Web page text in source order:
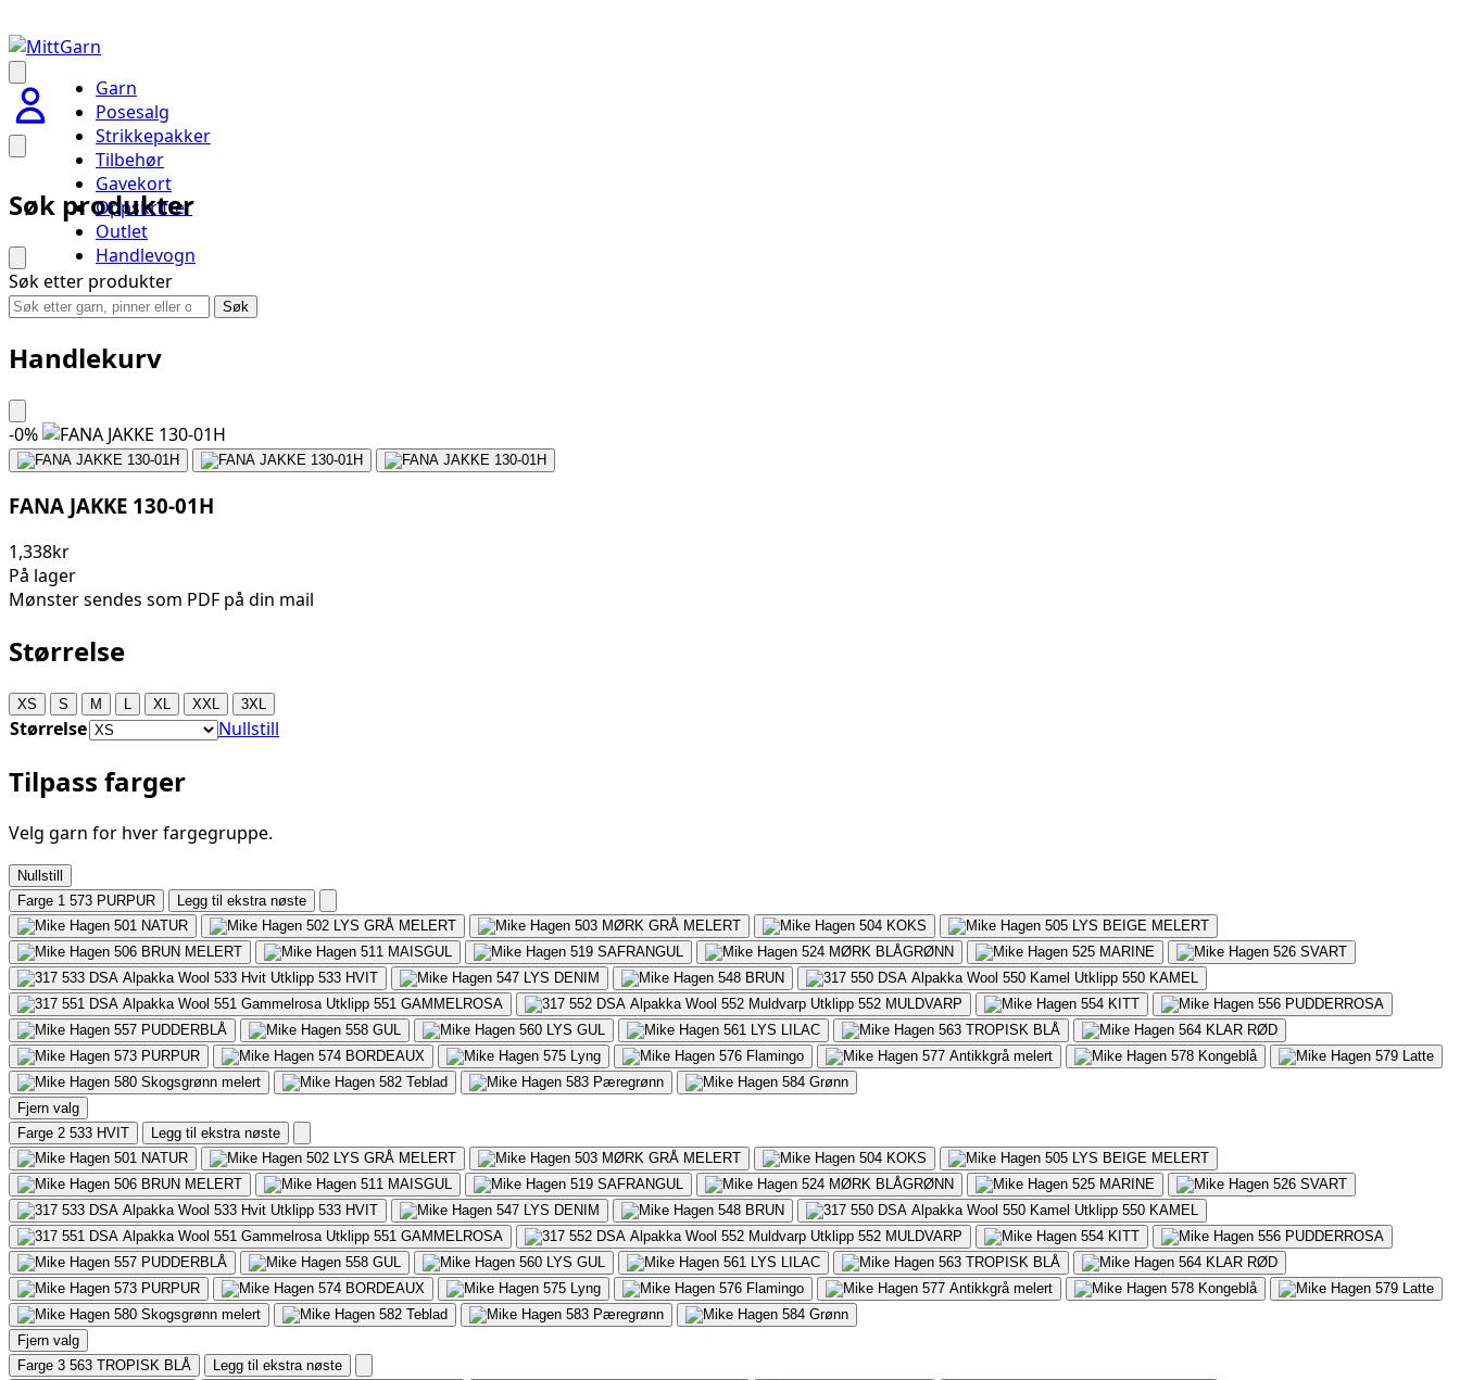
Garn
Posesalg
Strikkepakker
Tilbehør
Gavekort
Oppskrifter
Outlet
Handlevogn
Søk produkter
Søk etter produkter
Søk
Handlekurv
-0%
FANA JAKKE 130-01H
1,338kr
På lager
Mønster sendes som PDF på din mail
Størrelse
XS S M XL XXL 3XL
Størrelse Nullstill
Tilpass farger
Velg garn for hver fargegruppe.
Nullstill
Farge 1 573 PURPUR
Legg til ekstra nøste
501 NATUR 502 LYS GRÅ MELERT 503 MØRK GRÅ MELERT 504 KOKS 505 LYS BEIGE MELERT
506 BRUN MELERT 511 MAISGUL 519 SAFRANGUL 524 MØRK BLÅGRØNN 525 MARINE 526 SVART
533 HVIT 547 LYS DENIM 548 BRUN 550 KAMEL
551 GAMMELROSA 552 MULDVARP 554 KITT 556 PUDDERROSA
557 PUDDERBLÅ 558 GUL 560 LYS GUL 561 LYS LILAC 563 TROPISK BLÅ 564 KLAR RØD
573 PURPUR 574 BORDEAUX 575 Lyng 576 Flamingo 577 Antikkgrå melert 578 Kongeblå 579 Latte
580 Skogsgrønn melert 582 Teblad 583 Pæregrønn 584 Grønn
Fjern valg
Farge 2 533 HVIT
Legg til ekstra nøste
501 NATUR 502 LYS GRÅ MELERT 503 MØRK GRÅ MELERT 504 KOKS 505 LYS BEIGE MELERT
506 BRUN MELERT 511 MAISGUL 519 SAFRANGUL 524 MØRK BLÅGRØNN 525 MARINE 526 SVART
533 HVIT 547 LYS DENIM 548 BRUN 550 KAMEL
551 GAMMELROSA 552 MULDVARP 554 KITT 556 PUDDERROSA
557 PUDDERBLÅ 558 GUL 560 LYS GUL 561 LYS LILAC 563 TROPISK BLÅ 564 KLAR RØD
573 PURPUR 574 BORDEAUX 575 Lyng 576 Flamingo 577 Antikkgrå melert 578 Kongeblå 579 Latte
580 Skogsgrønn melert 582 Teblad 583 Pæregrønn 584 Grønn
Fjern valg
Farge 3 563 TROPISK BLÅ
Legg til ekstra nøste